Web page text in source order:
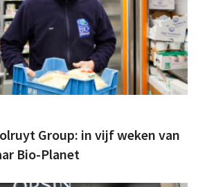
Group: in vijf weken van
Bio-Planet